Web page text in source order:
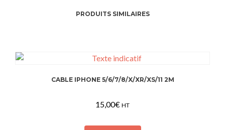
PRODUITS SIMILAIRES
CABLE IPHONE 5/6/7/8/X/XR/XS/11 2M
15,00€ HT